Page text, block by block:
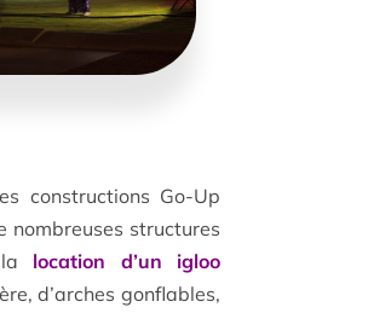
constructions Go-Up
nombreuses structures
location d’un igloo
d’arches gonflables,